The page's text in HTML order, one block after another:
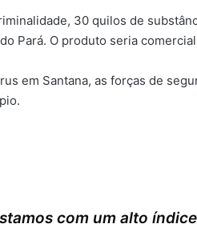
30 quilos de
Pará. O produto seria
em Santana, as forças de
com um alto